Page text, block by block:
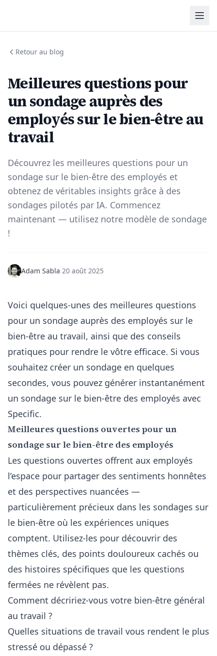
Retour au blog
Meilleures questions pour
un sondage auprès des
employés sur le bien-être au
travail
Découvrez les meilleures questions pour un
sondage sur le bien-être des employés et
obtenez de véritables insights grâce à des
sondages pilotés par IA. Commencez
maintenant — utilisez notre modèle de sondage
!
Adam Sabla·20 août 2025
Voici quelques-unes des meilleures questions
pour un sondage auprès des employés sur le
bien-être au travail, ainsi que des conseils
pratiques pour rendre le vôtre efficace. Si vous
souhaitez créer un sondage en quelques
secondes, vous pouvez générer instantanément
un sondage sur le bien-être des employés avec
Specific.
Meilleures questions ouvertes pour un
sondage sur le bien-être des employés
Les questions ouvertes offrent aux employés
l’espace pour partager des sentiments honnêtes
et des perspectives nuancées —
particulièrement précieux dans les sondages sur
le bien-être où les expériences uniques
comptent. Utilisez-les pour découvrir des
thèmes clés, des points douloureux cachés ou
des histoires spécifiques que les questions
fermées ne révèlent pas.
Comment décririez-vous votre bien-être général
au travail ?
Quelles situations de travail vous rendent le plus
stressé ou dépassé ?